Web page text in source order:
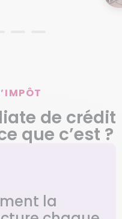
de crédit
que c’est ?
la